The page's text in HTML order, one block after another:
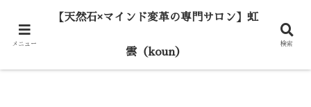
メニュー
【天然石×マインド変革の専門サロン】虹
雲（koun）
検索